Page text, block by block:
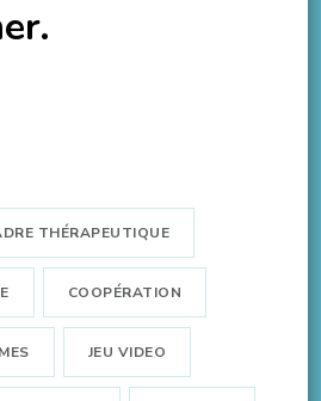
THÉRAPEUTIQUE
COOPÉRATION
JEU VIDEO